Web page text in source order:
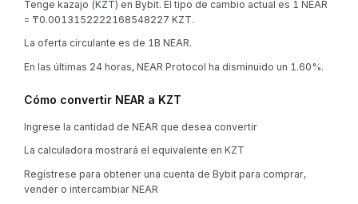
Tenge kazajo (KZT) en Bybit. El tipo de cambio actual es 1 NEAR
= ₸0.0013152222168548227 KZT.
La oferta circulante es de 1B NEAR.
En las últimas 24 horas, NEAR Protocol ha disminuido un 1.60%.
Cómo convertir NEAR a KZT
Ingrese la cantidad de NEAR que desea convertir
La calculadora mostrará el equivalente en KZT
Regístrese para obtener una cuenta de Bybit para comprar,
vender o intercambiar NEAR